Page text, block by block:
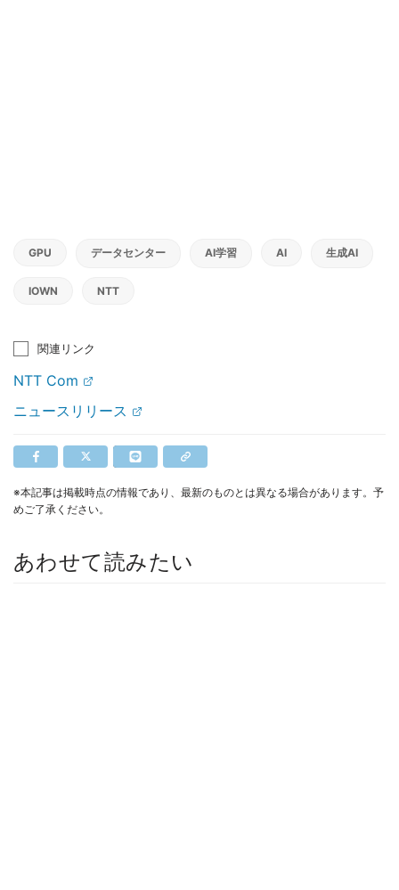
GPU データセンター AI学習 AI 生成AI
IOWN NTT
関連リンク
NTT Com
ニュースリリース
※本記事は掲載時点の情報であり、最新のものとは異なる場合があります。予
めご了承ください。
あわせて読みたい